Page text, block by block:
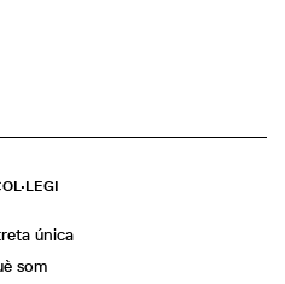
única
som